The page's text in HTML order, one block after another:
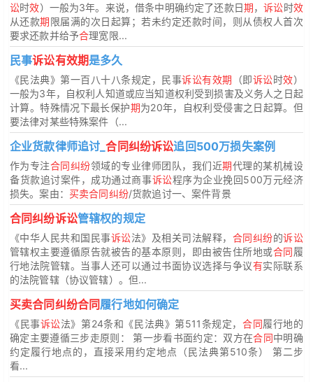
讼时效）一般为3年。来说，借条中明确约定了还款日期，诉讼时效
从还款期限届满的次日起算；若未约定还款时间，则从债权人首次
要求还款并给予合理宽限...
民事诉讼有效期是多久
《民法典》第一百八十八条规定，民事诉讼有效期 （即诉讼时效）
一般为3年，自权利人知道或应当知道权利受到损害及义务人之日起
计算。特殊情况下最长保护期为20年，自权利受侵害之日起算。但
要法律对某些特殊案件（...
企业货款律师追讨_合同纠纷诉讼追回500万损失案例
作为专注合同纠纷领域的专业律师团队，我们近期代理的某机械设
备货款追讨案件，成功通过商事诉讼程序为企业挽回500万元经济
损失。案由： 买卖合同纠纷/货款追讨一、案件背景
合同纠纷诉讼管辖权的规定
《中华人民共和国民事诉讼法》及相关司法解释， 合同纠纷的诉讼
管辖权主要遵循原告就被告的基本原则，即由被告住所地或合同履
行地法院管辖。当事人还可以通过书面协议选择与争议有实际联系
的法院管辖（协议管辖）。但...
买卖合同纠纷合同履行地如何确定
《民事诉讼法》第24条和《民法典》第511条规定， 合同履行地的
确定主要遵循三步走原则： 第一步看书面约定：双方在合同中明确
约定履行地点的，直接采用约定地点（民法典第510条） 第二步
看...